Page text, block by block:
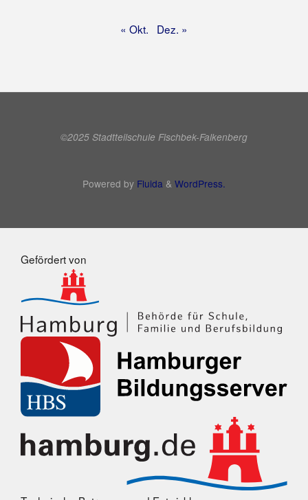
« Okt. Dez. »
©2025 Stadtteilschule Fischbek-Falkenberg
Powered by Fluida & WordPress.
Gefördert von